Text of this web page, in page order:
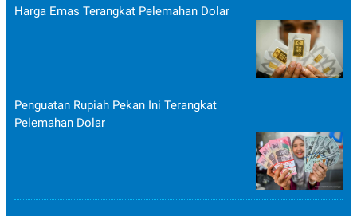
Harga Emas Terangkat Pelemahan Dolar
Penguatan Rupiah Pekan Ini Terangkat
Pelemahan Dolar